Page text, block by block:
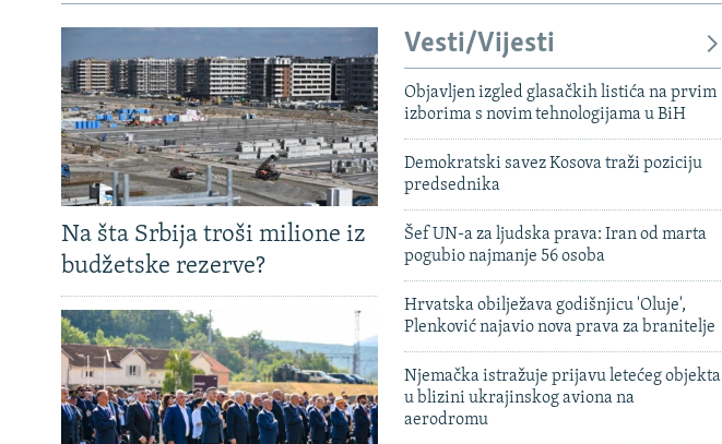
Na šta Srbija troši milione iz
budžetske rezerve?
Vesti/Vijesti
Objavljen izgled glasačkih listića na prvim
izborima s novim tehnologijama u BiH
Demokratski savez Kosova traži poziciju
predsednika
Šef UN-a za ljudska prava: Iran od marta
pogubio najmanje 56 osoba
Hrvatska obilježava godišnjicu 'Oluje',
Plenković najavio nova prava za branitelje
Njemačka istražuje prijavu letećeg objekta
u blizini ukrajinskog aviona na
aerodromu